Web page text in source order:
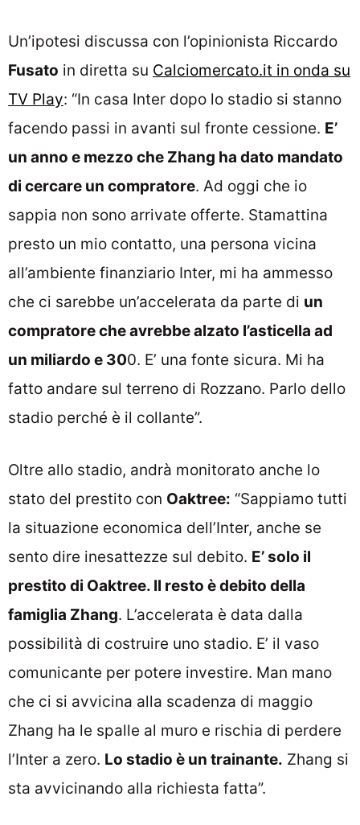
Un’ipotesi discussa con l’opinionista Riccardo
Fusato in diretta su Calciomercato.it in onda su
TV Play: “In casa Inter dopo lo stadio si stanno
facendo passi in avanti sul fronte cessione. E’
un anno e mezzo che Zhang ha dato mandato
di cercare un compratore. Ad oggi che io
sappia non sono arrivate offerte. Stamattina
presto un mio contatto, una persona vicina
all’ambiente finanziario Inter, mi ha ammesso
che ci sarebbe un’accelerata da parte di un
compratore che avrebbe alzato l’asticella ad
un miliardo e 300. E’ una fonte sicura. Mi ha
fatto andare sul terreno di Rozzano. Parlo dello
stadio perché è il collante”.
Oltre allo stadio, andrà monitorato anche lo
stato del prestito con Oaktree: “Sappiamo tutti
la situazione economica dell’Inter, anche se
sento dire inesattezze sul debito. E’ solo il
prestito di Oaktree. Il resto è debito della
famiglia Zhang. L’accelerata è data dalla
possibilità di costruire uno stadio. E’ il vaso
comunicante per potere investire. Man mano
che ci si avvicina alla scadenza di maggio
Zhang ha le spalle al muro e rischia di perdere
l’Inter a zero. Lo stadio è un trainante. Zhang si
sta avvicinando alla richiesta fatta”.